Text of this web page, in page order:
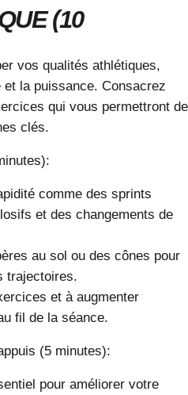
(10
vos qualités athlétiques,
la puissance. Consacrez
qui vous permettront de
clés.
comme des sprints
et des changements de
au sol ou des cônes pour
trajectoires.
et à augmenter
fil de la séance.
(5 minutes):
pour améliorer votre